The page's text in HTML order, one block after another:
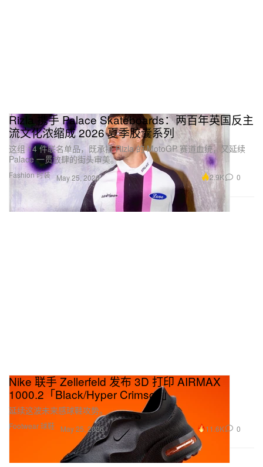
Fashion 时装
Rizla 携手 Palace Skateboards：两百年英国反主
流文化浓缩成 2026 夏季胶囊系列
这组 14 件联名单品，既承接 Rizla 的 MotoGP 赛道血统，又延续
Palace 一贯放肆的街头审美。
May 25, 2026 2.9K 0
Footwear 球鞋
Nike 联手 Zellerfeld 发布 3D 打印 AIRMAX
1000.2「Black/Hyper Crimson」
延续这波未来感球鞋攻势。
May 25, 2026 11.6K 0